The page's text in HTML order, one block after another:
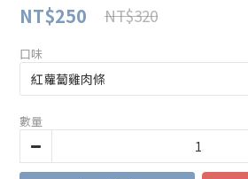
NT$250 NT$320
口味
數量